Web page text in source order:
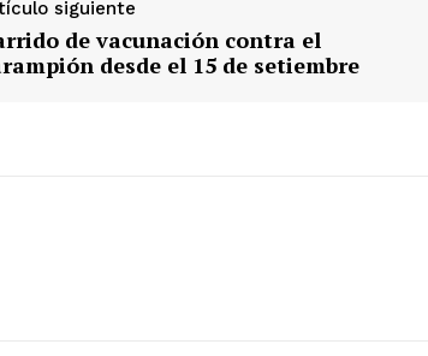
siguiente
de vacunación contra el
desde el 15 de setiembre